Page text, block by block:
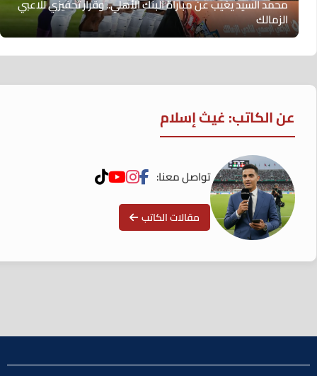
محمد السيد يغيب عن مباراة البنك الأهلي.. وقرار تحفيزي للاعبي
الزمالك
عن الكاتب: غيث إسلام
تواصل معنا:
مقالات الكاتب